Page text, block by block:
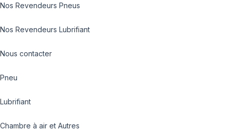
Nos Revendeurs Pneus
Nos Revendeurs Lubrifiant
Nous contacter
Pneu
Lubrifiant
Chambre à air et Autres